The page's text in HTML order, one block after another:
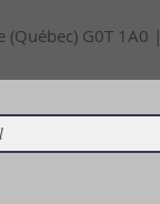
(Québec) G0T